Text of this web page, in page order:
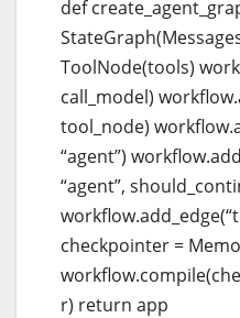
def
ToolNode(tools)
call_model)
tool_node)
“agent”)
“agent”,
checkpointer =
r) return app